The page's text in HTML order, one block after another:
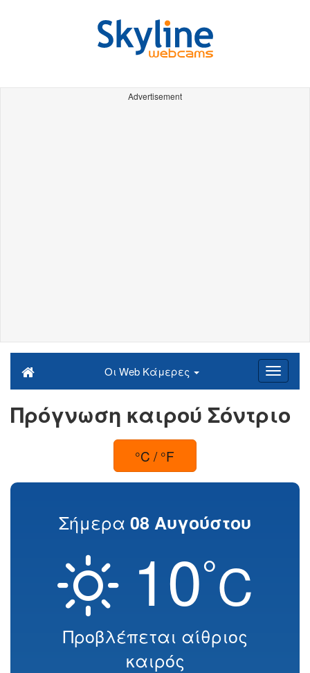
Advertisement
Οι Web Κάμερες
Πρόγνωση καιρού Σόντριο
°C / °F
Σήμερα 08 Αυγούστου
10°C
Προβλέπεται αίθριος
καιρός